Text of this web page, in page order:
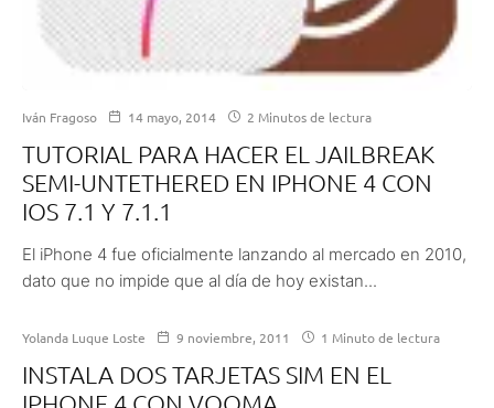
Iván Fragoso 14 mayo, 2014 2 Minutos de lectura
TUTORIAL PARA HACER EL JAILBREAK
SEMI-UNTETHERED EN IPHONE 4 CON
IOS 7.1 Y 7.1.1
El iPhone 4 fue oficialmente lanzando al mercado en 2010,
dato que no impide que al día de hoy existan...
Yolanda Luque Loste 9 noviembre, 2011 1 Minuto de lectura
INSTALA DOS TARJETAS SIM EN EL
IPHONE 4 CON VOOMA